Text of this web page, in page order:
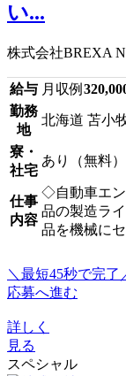
い...
株式会社BREXA
給与 月収例
勤務
地
北海道 苫小
寮・
社宅
あり（無料）
仕事
内容
◇自動車エ
品の製造ラ
品を機械に
＼最短45秒で完了
応募へ進む
詳しく
見る
スペシャル